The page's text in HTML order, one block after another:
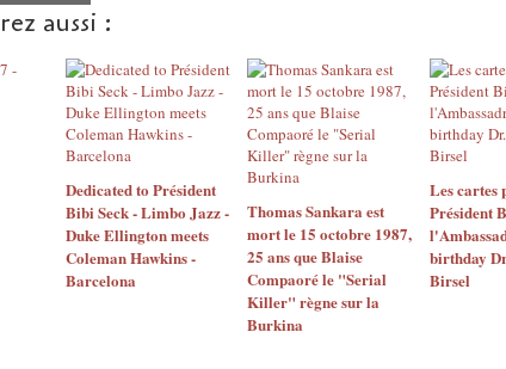
aussi :
Dedicated to Président
Bibi Seck - Limbo Jazz -
Duke Ellington meets
Coleman Hawkins -
Barcelona
Thomas Sankara est
mort le 15 octobre 1987,
25 ans que Blaise
Compaoré le "Serial
Killer" règne sur la
Burkina
Les cartes
Président
birthday
Birsel